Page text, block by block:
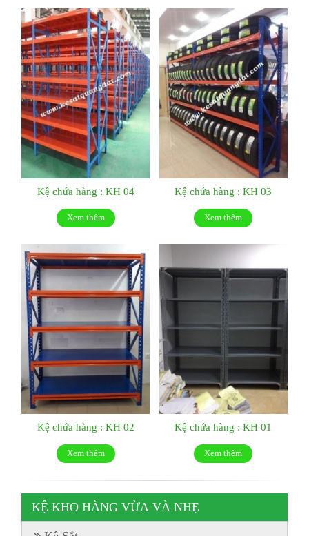
Kệ chứa hàng : KH 04
Xem thêm
Kệ chứa hàng : KH 03
Xem thêm
Kệ chứa hàng : KH 02
Xem thêm
Kệ chứa hàng : KH 01
Xem thêm
KỆ KHO HÀNG VỪA VÀ NHẸ